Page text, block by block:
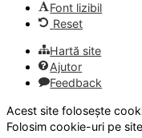
Font lizibil
Reset
Hartă site
Ajutor
Feedback
Acest site folosește
Folosim cookie-uri pe